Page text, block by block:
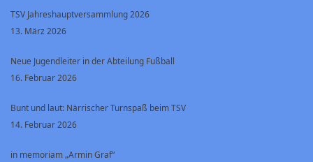
TSV Jahreshauptversammlung 2026
13. März 2026
Neue Jugendleiter in der Abteilung Fußball
16. Februar 2026
Bunt und laut: Närrischer Turnspaß beim TSV
14. Februar 2026
in memoriam „Armin Graf“